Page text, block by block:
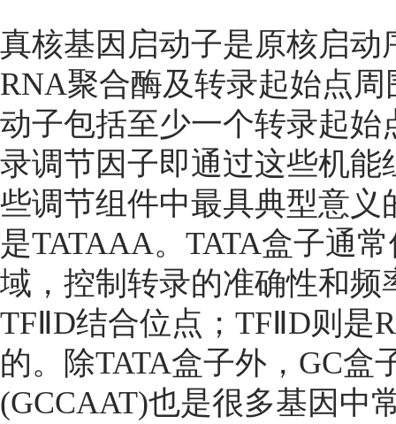
真核基因启动子是原核启
RNA聚合酶及转录起始点
动子包括至少一个转录起
录调节因子即通过这些机
些调节组件中最具典型意义
是TATAAA。TATA盒子通
域，控制转录的准确性和频
TFⅡD结合位点；TFⅡD则是
的。除TATA盒子外，GC盒
(GCCAAT)也是很多基因中